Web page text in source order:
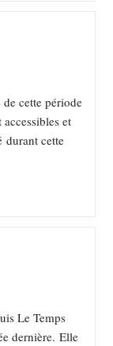
cette période
et
durant cette
Le Temps
dernière. Elle